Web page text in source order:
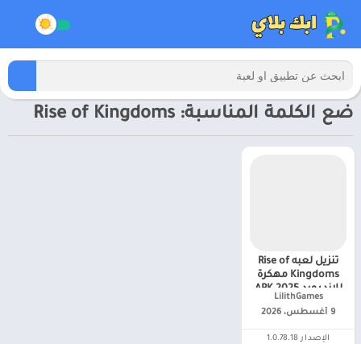
ضع الكلمة المناسبة: Rise of Kingdoms
تنزيل لعبه Rise of
Kingdoms مهكرة
للاندرويد APK 2025
LilithGames‏
9 أغسطس، 2026
الإصدار 1.0.78.18